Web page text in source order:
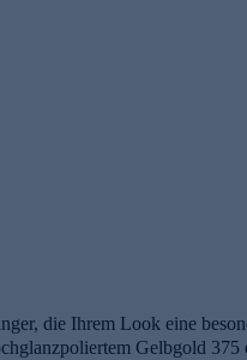
die Ihrem Look eine
Gelbgold 375